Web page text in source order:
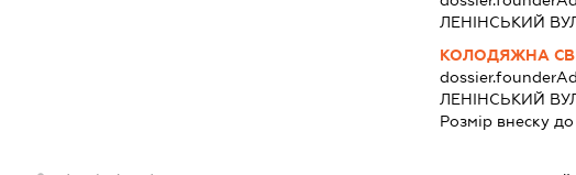
ЛЕНІНСЬКИЙ
КОЛОДЯЖНА
ЛЕНІНСЬКИЙ
Розмір внеску